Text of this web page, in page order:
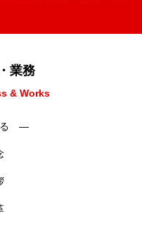
業務
& Works
る ―